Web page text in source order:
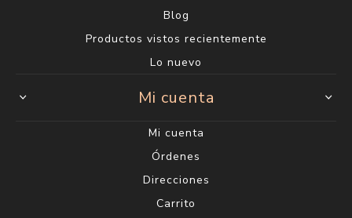
Blog
Productos vistos recientemente
Lo nuevo
Mi cuenta
Mi cuenta
Órdenes
Direcciones
Carrito